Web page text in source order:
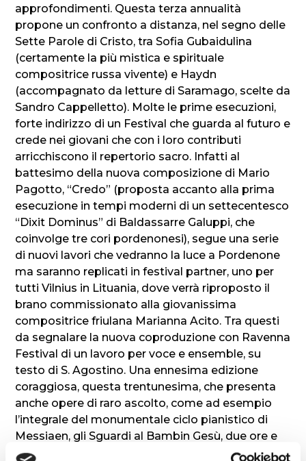
approfondimenti. Questa terza annualità
propone un confronto a distanza, nel segno delle
Sette Parole di Cristo, tra Sofia Gubaidulina
(certamente la più mistica e spirituale
compositrice russa vivente) e Haydn
(accompagnato da letture di Saramago, scelte da
Sandro Cappelletto). Molte le prime esecuzioni,
forte indirizzo di un Festival che guarda al futuro e
crede nei giovani che con i loro contributi
arricchiscono il repertorio sacro. Infatti al
battesimo della nuova composizione di Mario
Pagotto, “Credo” (proposta accanto alla prima
esecuzione in tempi moderni di un settecentesco
“Dixit Dominus” di Baldassarre Galuppi, che
coinvolge tre cori pordenonesi), segue una serie
di nuovi lavori che vedranno la luce a Pordenone
ma saranno replicati in festival partner, uno per
tutti Vilnius in Lituania, dove verrà riproposto il
brano commissionato alla giovanissima
compositrice friulana Marianna Acito. Tra questi
da segnalare la nuova coproduzione con Ravenna
Festival di un lavoro per voce e ensemble, su
testo di S. Agostino. Una ennesima edizione
coraggiosa, questa trentunesima, che presenta
anche opere di raro ascolto, come ad esempio
l’integrale del monumentale ciclo pianistico di
Messiaen, gli Sguardi al Bambin Gesù, due ore e
mezza di musica suddivisi in due concerti e